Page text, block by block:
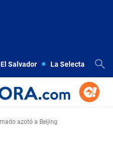
Salvador La Selecta
azotó a Beijing